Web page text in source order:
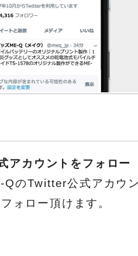
カウントをフォロー
QのTwitter公式アカウ
ォロー頂けます。